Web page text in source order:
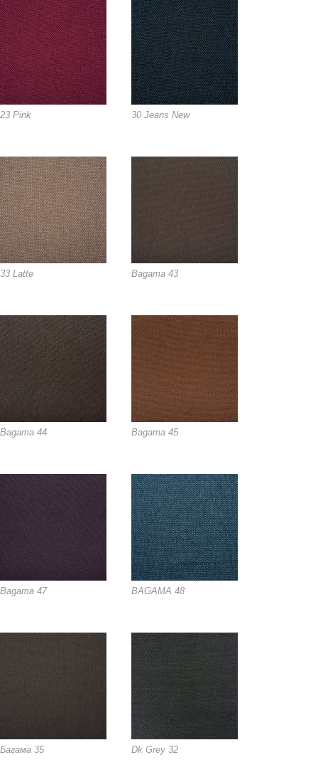
23 Pink 30 Jeans New
33 Latte Bagama 43
Bagama 44 Bagama 45
Bagama 47 BAGAMA 48
Багама 35 Dk Grey 32